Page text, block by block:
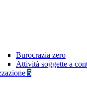
Burocrazia zero
Attività soggette a
5